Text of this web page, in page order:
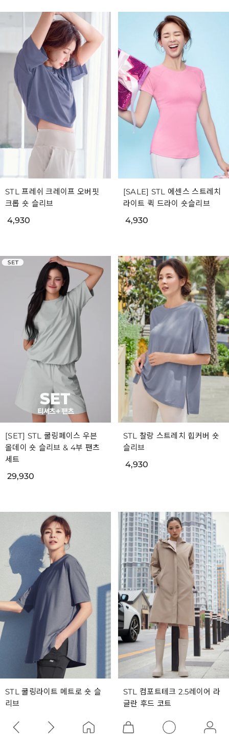
STL 프레쉬 크레이프 오버핏
크롭 숏 슬리브
4,930
[SALE] STL 에센스 스트레치
라이트 퀵 드라이 숏슬리브
4,930
[SET] STL 쿨링페이스 우븐
올데이 숏 슬리브 & 4부 팬츠
세트
29,930
STL 찰랑 스트레치 힙커버 숏
슬리브
4,930
STL 쿨링라이트 메트로 숏 슬
리브
5,930
STL 컴포트테크 2.5레이어 라
글란 후드 코트
39,930